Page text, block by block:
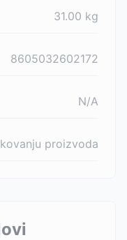
31.00 kg
8605032602172
N/A
proizvoda